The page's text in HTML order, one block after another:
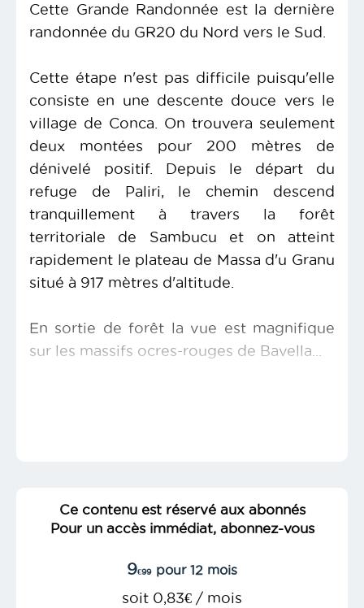
Cette Grande Randonnée est la dernière
randonnée du GR20 du Nord vers le Sud.
Cette étape n'est pas difficile puisqu'elle
consiste en une descente douce vers le
village de Conca. On trouvera seulement
deux montées pour 200 mètres de
dénivelé positif. Depuis le départ du
refuge de Paliri, le chemin descend
tranquillement à travers la forêt
territoriale de Sambucu et on atteint
rapidement le plateau de Massa d'u Granu
situé à 917 mètres d'altitude.
En sortie de forêt la vue est magnifique
sur les massifs ocres-rouges de Bavella...
Ce contenu est réservé aux abonnés
Pour un accès immédiat, abonnez-vous
9€99 pour 12 mois
soit 0,83€ / mois